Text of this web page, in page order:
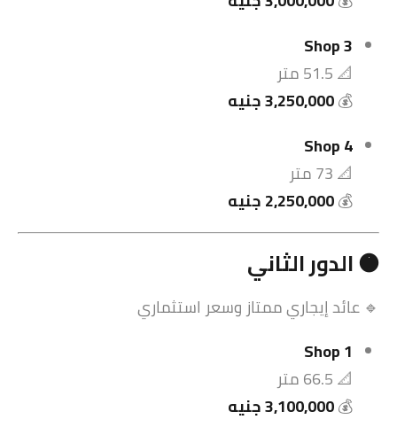
Shop 3
📐 51.5 متر
💰3,250,000 جنيه
Shop 4
📐 73 متر
💰2,250,000 جنيه
🟠 الدور الثاني
🔹 عائد إيجاري ممتاز وسعر استثماري
Shop 1
📐 66.5 متر
💰3,100,000 جنيه